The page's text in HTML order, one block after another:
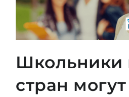
ЯЗЫКОВЫЕ ШКОЛЫ
Языковые школы
Онлайн уроки языка
Языковая виза
Второе высшее
Родителям
С гарантией зачисления
ПОСТУПАЕМ В...
Штудиенколлег
Школьники
стран могут